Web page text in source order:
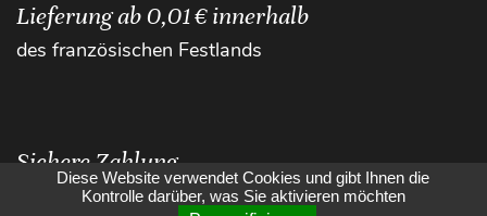
Lieferung ab 0,01 € innerhalb
des französischen Festlands
Sichere Zahlung
Diese Website verwendet Cookies und gibt Ihnen die
Kontrolle darüber, was Sie aktivieren möchten